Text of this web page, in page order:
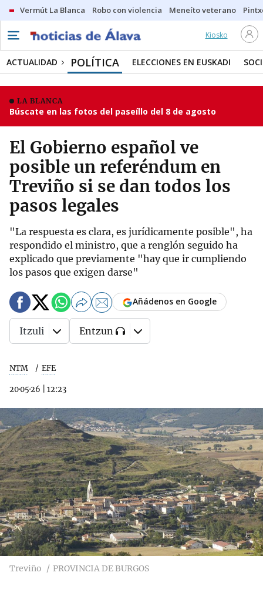
Vermút La Blanca Robo con violencia Meneíto veterano
Kiosko
ACTUALIDAD POLÍTICA ELECCIONES EN EUSKADI
LA BLANCA
Búscate en las fotos del paseíllo del 8 de agosto
El Gobierno español ve
posible un referéndum en
Treviño si se dan todos los
pasos legales
"La respuesta es clara, es jurídicamente posible", ha
respondido el ministro, que a renglón seguido ha
explicado que previamente "hay que ir cumpliendo
los pasos que exigen darse"
NTM EFE
20·05·26 12:23
Añádenos en Google
Itzuli Entzun
Treviño PROVINCIA DE BURGOS